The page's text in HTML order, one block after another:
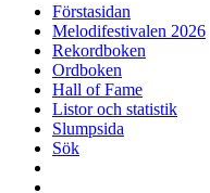
Förstasidan
Melodifestivalen 2026
Rekordboken
Ordboken
Hall of Fame
Listor och statistik
Slumpsida
Sök